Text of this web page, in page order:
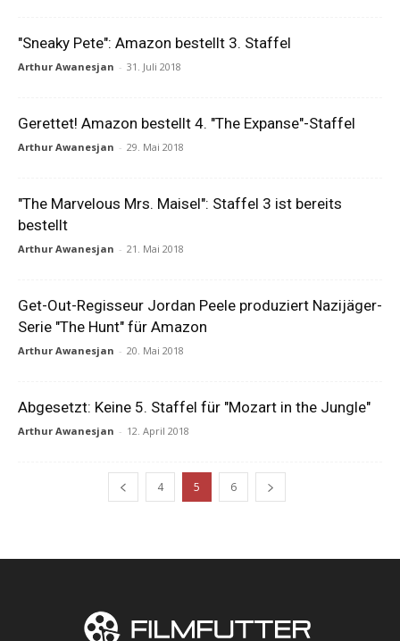
"Sneaky Pete": Amazon bestellt 3. Staffel
Arthur Awanesjan - 31. Juli 2018
Gerettet! Amazon bestellt 4. "The Expanse"-Staffel
Arthur Awanesjan - 29. Mai 2018
"The Marvelous Mrs. Maisel": Staffel 3 ist bereits
bestellt
Arthur Awanesjan - 21. Mai 2018
Get-Out-Regisseur Jordan Peele produziert Nazijäger-
Serie "The Hunt" für Amazon
Arthur Awanesjan - 20. Mai 2018
Abgesetzt: Keine 5. Staffel für "Mozart in the Jungle"
Arthur Awanesjan - 12. April 2018
4 5 6